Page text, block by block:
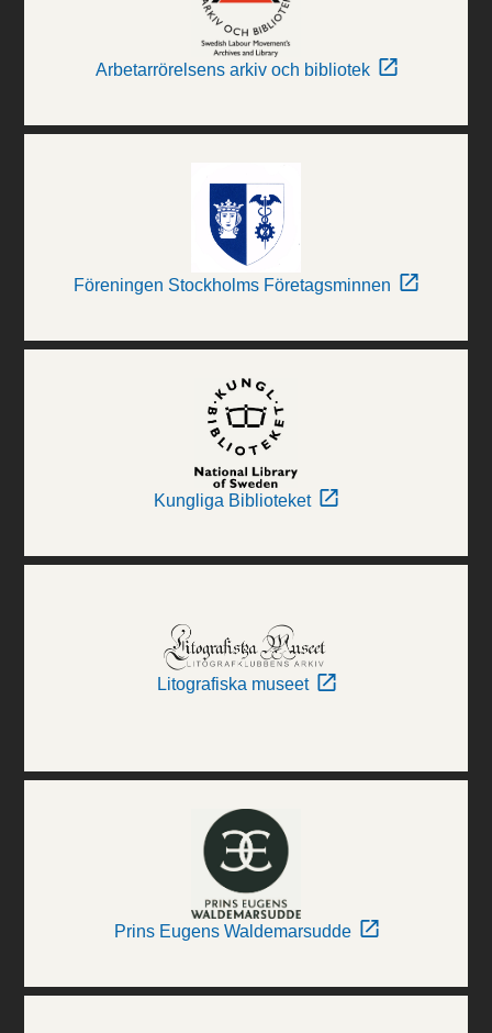
Arbetarrörelsens arkiv och bibliotek
Föreningen Stockholms Företagsminnen
Kungliga Biblioteket
Litografiska museet
Prins Eugens Waldemarsudde